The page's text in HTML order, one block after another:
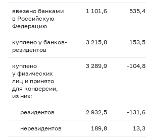
ввезено банками
в Российскую
Федерацию
1 101,6 535,4
куплено у банков-
резидентов
3 215,8 153,5
куплено
у физических
лиц и принято
для конверсии,
из них:
3 289,9 -104,8
резидентов 2 932,5 -131,6
нерезидентов 189,8 13,3